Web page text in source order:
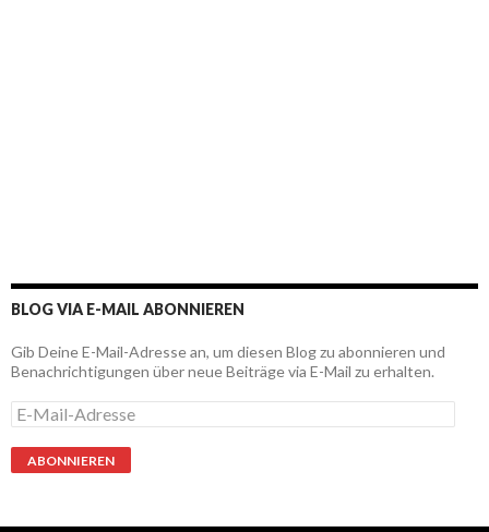
BLOG VIA E-MAIL ABONNIEREN
Gib Deine E-Mail-Adresse an, um diesen Blog zu abonnieren und
Benachrichtigungen über neue Beiträge via E-Mail zu erhalten.
E
-
M
a
-